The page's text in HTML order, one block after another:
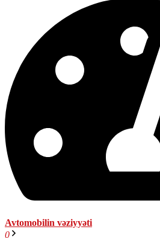
Avtomobilin vəziyyəti
0